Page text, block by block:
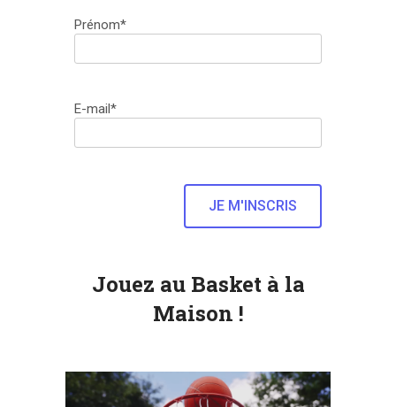
Prénom*
E-mail*
Jouez au Basket à la
Maison !